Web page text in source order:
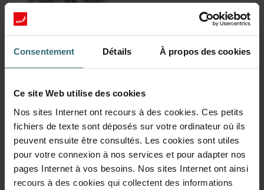
Consentement Détails À propos des cookies
Ce site Web utilise des cookies
Nos sites Internet ont recours à des cookies. Ces petits
fichiers de texte sont déposés sur votre ordinateur où ils
peuvent ensuite être consultés. Les cookies sont utiles
pour votre connexion à nos services et pour adapter nos
pages Internet à vos besoins. Nos sites Internet ont ainsi
recours à des cookies qui collectent des informations
Jeu de filtres 2x Coarse 60% (G4)
Cet ensemble se compose de 2x filtres Grossier 60% (G4).
Ce produit se trouve dans:ComfoAir 150 ,Multi 100/150
En stock
La livraison est généralement livré dans les 2 à 5 jours ouvrables
40.14
TVA incluse